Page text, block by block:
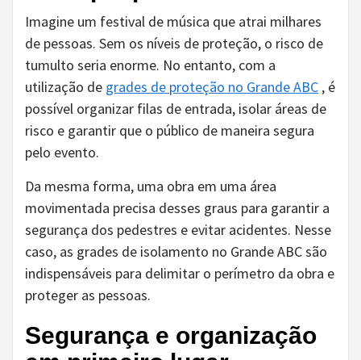
Imagine um festival de música que atrai milhares
de pessoas. Sem os níveis de proteção, o risco de
tumulto seria enorme. No entanto, com a
utilização de grades de proteção no Grande ABC , é
possível organizar filas de entrada, isolar áreas de
risco e garantir que o público de maneira segura
pelo evento.
Da mesma forma, uma obra em uma área
movimentada precisa desses graus para garantir a
segurança dos pedestres e evitar acidentes. Nesse
caso, as grades de isolamento no Grande ABC são
indispensáveis ​​para delimitar o perímetro da obra e
proteger as pessoas.
Segurança e organização